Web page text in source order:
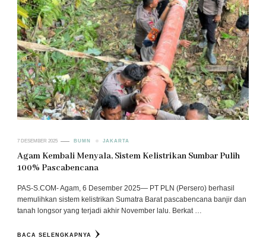
7 DESEMBER 2025 BUMN JAKARTA
Agam Kembali Menyala, Sistem Kelistrikan Sumbar Pulih
100% Pascabencana
PAS-S.COM- Agam, 6 Desember 2025— PT PLN (Persero) berhasil
memulihkan sistem kelistrikan Sumatra Barat pascabencana banjir dan
tanah longsor yang terjadi akhir November lalu. Berkat …
BACA SELENGKAPNYA